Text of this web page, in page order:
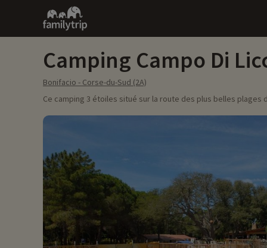
Family
trip
Camping Campo Di
Bonifacio - Corse-du-Sud (2A)
Ce camping 3 étoiles situé sur la route des plus belles